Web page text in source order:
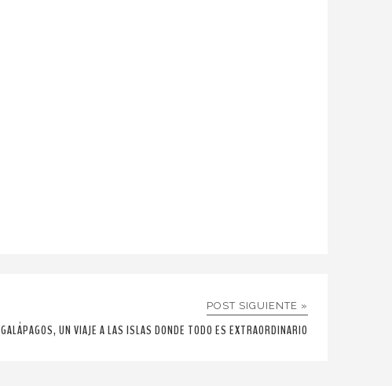
POST SIGUIENTE »
GALÁPAGOS, UN VIAJE A LAS ISLAS DONDE TODO ES EXTRAORDINARIO